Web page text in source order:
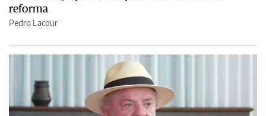
reforma
Pedro Lacour